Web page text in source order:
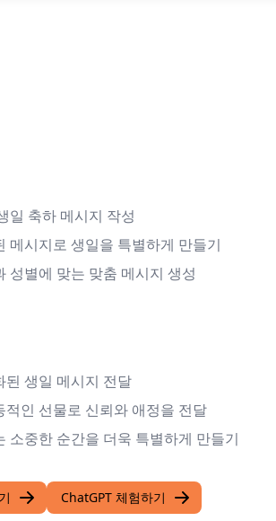
일 축하 메시지 작성
메시지로 생일을 특별하게 만들기
성별에 맞는 맞춤 메시지 생성
된 생일 메시지 전달
적인 선물로 신뢰와 애정을 전달
소중한 순간을 더욱 특별하게 만들기
ChatGPT 체험하기